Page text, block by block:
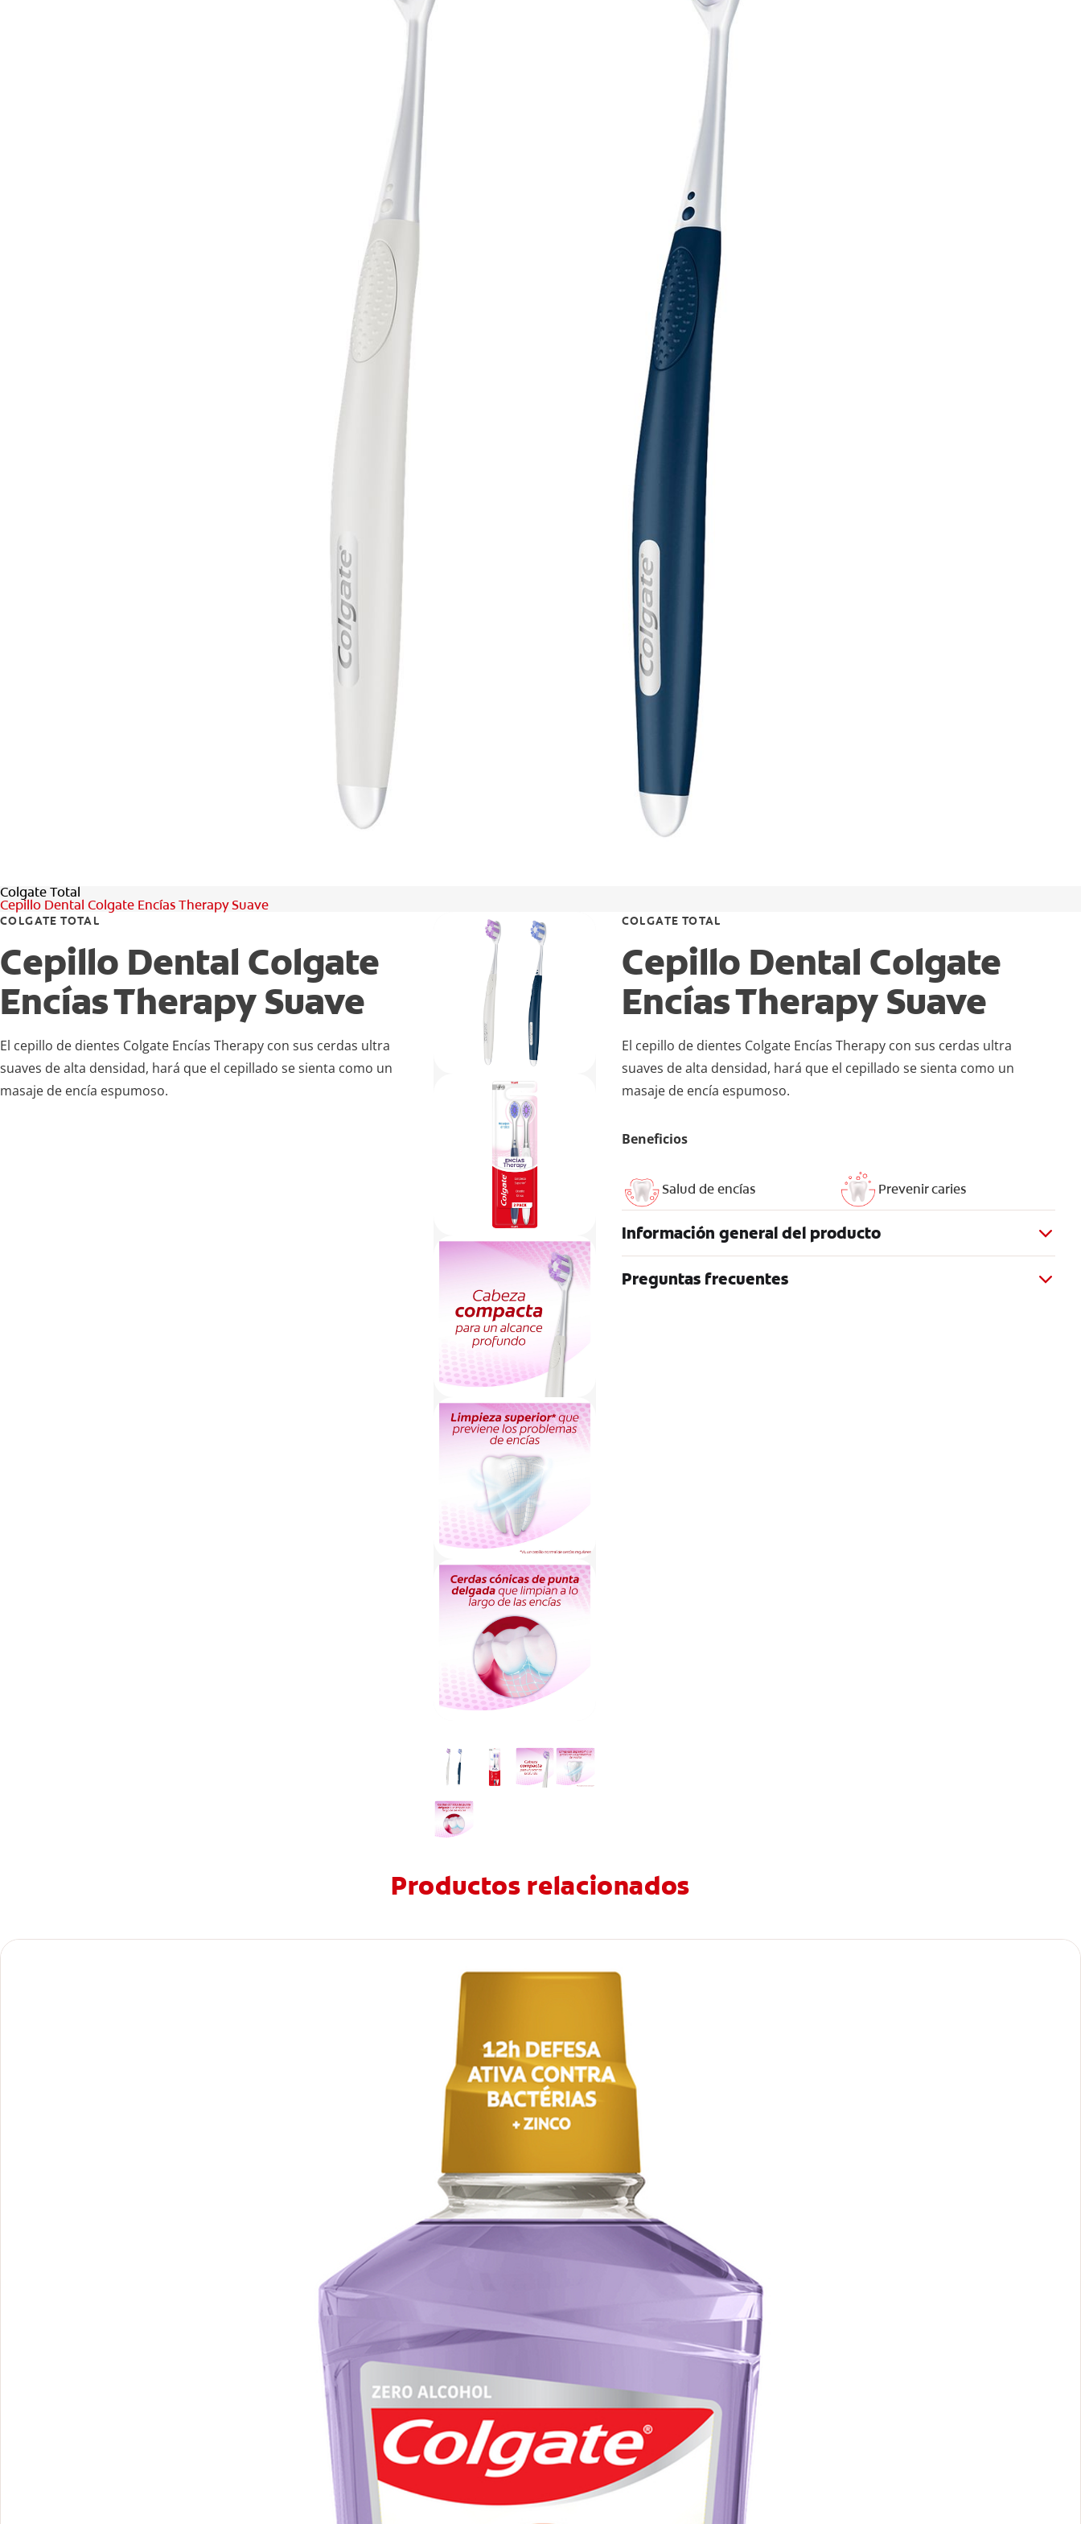
Colgate Total
Cepillo Dental Colgate Encías Therapy Suave
COLGATE TOTAL
Cepillo Dental Colgate
Encías Therapy Suave
El cepillo de dientes Colgate Encías Therapy con sus cerdas ultra
suaves de alta densidad, hará que el cepillado se sienta como un
masaje de encía espumoso.
COLGATE TOTAL
Cepillo Dental Colgate
Encías Therapy Suave
El cepillo de dientes Colgate Encías Therapy con sus cerdas ultra
suaves de alta densidad, hará que el cepillado se sienta como un
masaje de encía espumoso.
Beneficios
Salud de encías Prevenir caries
Información general del producto
Preguntas frecuentes
Productos relacionados